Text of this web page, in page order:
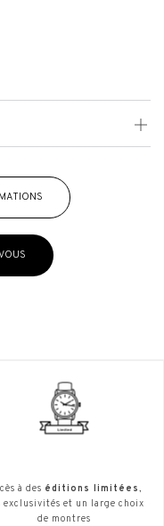
à des éditions limitées,
exclusivités et un large choix
de montres